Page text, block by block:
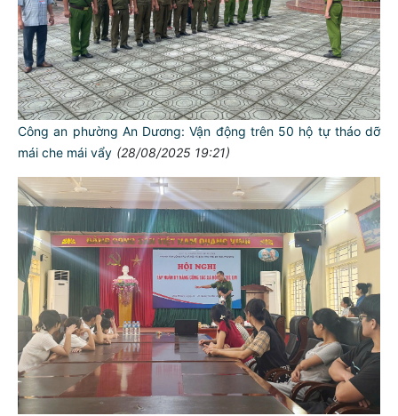
Công an phường An Dương: Vận động trên 50 hộ tự tháo dỡ
mái che mái vẩy (28/08/2025 19:21)